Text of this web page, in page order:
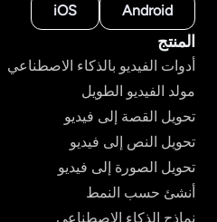
Android
iOS
المنتج
أدوات الفيديو بالذكاء الاصطناعي
مولد الفيديو الطويل
تحويل القصة إلى فيديو
تحويل النص إلى فيديو
تحويل الصورة إلى فيديو
أنشئ حسب النمط
نماذج الذكاء الاصطناعي